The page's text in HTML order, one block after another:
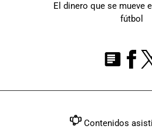
El dinero que se mueve
fútbol
Contenidos